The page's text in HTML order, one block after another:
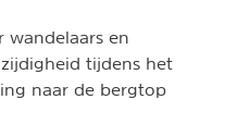
wandelaars en
tijdens het
naar de bergtop